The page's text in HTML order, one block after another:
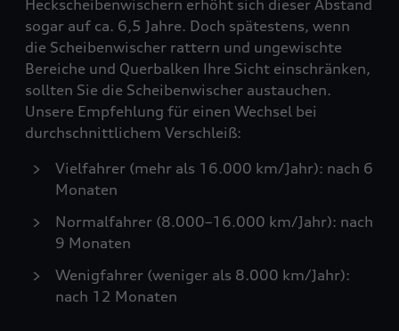
Heckscheibenwischern erhöht sich dieser Abstand
sogar auf ca. 6,5 Jahre. Doch spätestens, wenn
die Scheibenwischer rattern und ungewischte
Bereiche und Querbalken Ihre Sicht einschränken,
sollten Sie die Scheibenwischer austauchen.
Unsere Empfehlung für einen Wechsel bei
durchschnittlichem Verschleiß:
Vielfahrer (mehr als 16.000 km/Jahr): nach 6
Monaten
Normalfahrer (8.000–16.000 km/Jahr): nach
9 Monaten
Wenigfahrer (weniger als 8.000 km/Jahr):
nach 12 Monaten